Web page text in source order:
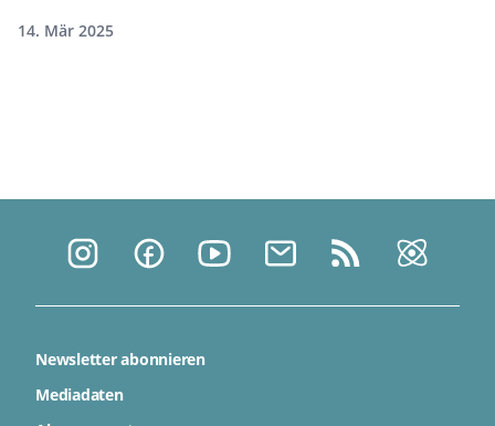
14. Mär 2025
Newsletter abonnieren
Mediadaten